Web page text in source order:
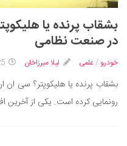
فرهنگ و هنر
سینما و تئاتر
تلویزیون
موسیقی
چهره‌ها
عکاسی و هنرهای تجسمی
بشقاب پرنده یا
در صنعت نظامی
خودرو /علمی لیلا میرزاخان 25
بشقاب پرنده یا هلیکوپتر؟ سی
رونمایی کرده است. یکی از